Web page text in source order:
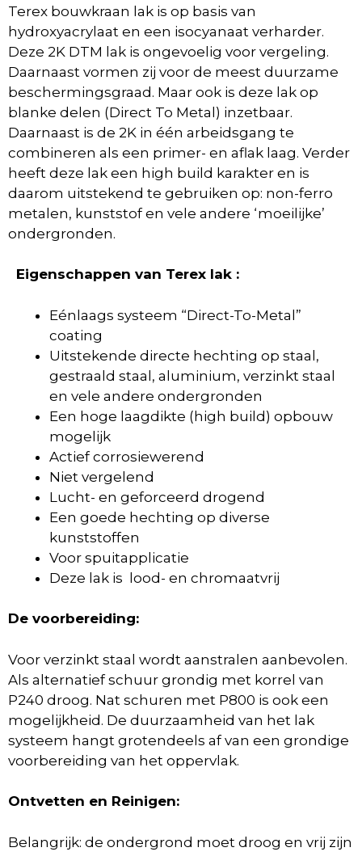
Terex bouwkraan lak is op basis van
hydroxyacrylaat en een isocyanaat verharder.
Deze 2K DTM lak is ongevoelig voor vergeling.
Daarnaast vormen zij voor de meest duurzame
beschermingsgraad. Maar ook is deze lak op
blanke delen (Direct To Metal) inzetbaar.
Daarnaast is de 2K in één arbeidsgang te
combineren als een primer- en aflak laag. Verder
heeft deze lak een high build karakter en is
daarom uitstekend te gebruiken op: non-ferro
metalen, kunststof en vele andere ‘moeilijke’
ondergronden.
Eigenschappen van Terex lak :
Eénlaags systeem “Direct-To-Metal”
coating
Uitstekende directe hechting op staal,
gestraald staal, aluminium, verzinkt staal
en vele andere ondergronden
Een hoge laagdikte (high build) opbouw
mogelijk
Actief corrosiewerend
Niet vergelend
Lucht- en geforceerd drogend
Een goede hechting op diverse
kunststoffen
Voor spuitapplicatie
Deze lak is lood- en chromaatvrij
De voorbereiding:
Voor verzinkt staal wordt aanstralen aanbevolen.
Als alternatief schuur grondig met korrel van
P240 droog. Nat schuren met P800 is ook een
mogelijkheid. De duurzaamheid van het lak
systeem hangt grotendeels af van een grondige
voorbereiding van het oppervlak.
Ontvetten en Reinigen:
Belangrijk: de ondergrond moet droog en vrij zijn